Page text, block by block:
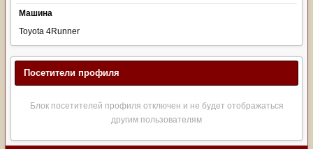
Машина
Toyota 4Runner
Посетители профиля
Блок посетителей профиля отключен и не будет отображаться
другим пользователям